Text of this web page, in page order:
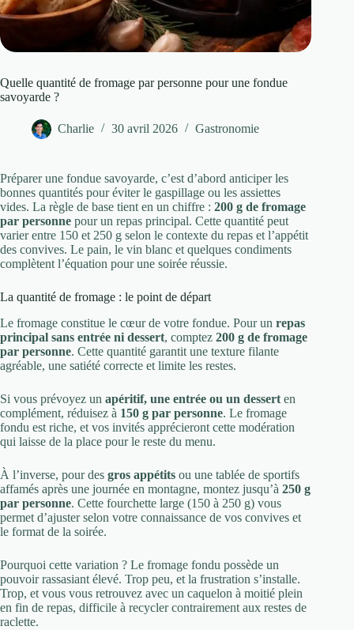
Quelle quantité de fromage par personne pour une fondue
savoyarde ?
Charlie 30 avril 2026 Gastronomie
Préparer une fondue savoyarde, c’est d’abord anticiper les
bonnes quantités pour éviter le gaspillage ou les assiettes
vides. La règle de base tient en un chiffre : 200 g de fromage
par personne pour un repas principal. Cette quantité peut
varier entre 150 et 250 g selon le contexte du repas et l’appétit
des convives. Le pain, le vin blanc et quelques condiments
complètent l’équation pour une soirée réussie.
La quantité de fromage : le point de départ
Le fromage constitue le cœur de votre fondue. Pour un repas
principal sans entrée ni dessert, comptez 200 g de fromage
par personne. Cette quantité garantit une texture filante
agréable, une satiété correcte et limite les restes.
Si vous prévoyez un apéritif, une entrée ou un dessert en
complément, réduisez à 150 g par personne. Le fromage
fondu est riche, et vos invités apprécieront cette modération
qui laisse de la place pour le reste du menu.
À l’inverse, pour des gros appétits ou une tablée de sportifs
affamés après une journée en montagne, montez jusqu’à 250 g
par personne. Cette fourchette large (150 à 250 g) vous
permet d’ajuster selon votre connaissance de vos convives et
le format de la soirée.
Pourquoi cette variation ? Le fromage fondu possède un
pouvoir rassasiant élevé. Trop peu, et la frustration s’installe.
Trop, et vous vous retrouvez avec un caquelon à moitié plein
en fin de repas, difficile à recycler contrairement aux restes de
raclette.